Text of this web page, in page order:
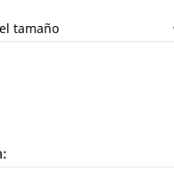
tamaño